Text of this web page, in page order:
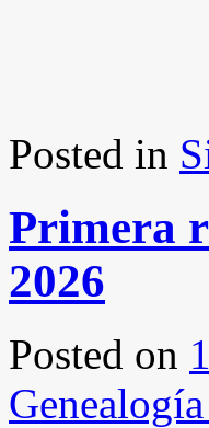
Posted in
Primera
2026
Posted on